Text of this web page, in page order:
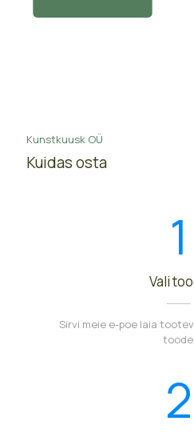
Kunstkuusk OÜ
Kuidas osta
1
Vali
Sirvi meie e-poe laia
toode.
2